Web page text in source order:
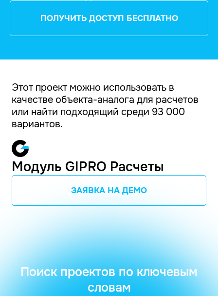
ПОЛУЧИТЬ ДОСТУП БЕСПЛАТНО
Этот проект можно использовать в
качестве объекта-аналога для расчетов
или найти подходящий среди 93 000
вариантов.
Модуль GIPRO Расчеты
ЗАЯВКА НА ДЕМО
Поиск проектов по ключевым
словам